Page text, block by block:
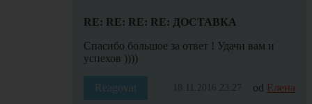
RE: RE: RE: RE: ДОСТАВКА
Спасибо большое за ответ ! Удачи вам и
успехов ))))
Reagovat 18.11.2016 23:27 od Елена